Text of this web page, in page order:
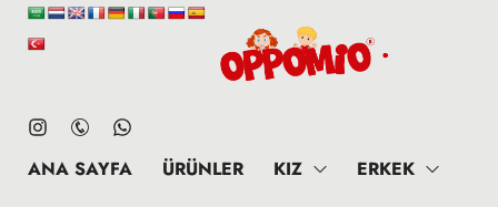
ANA SAYFA ÜRÜNLER KIZ ERKEK